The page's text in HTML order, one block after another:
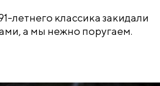
летнего классика закидали
а мы нежно поругаем.